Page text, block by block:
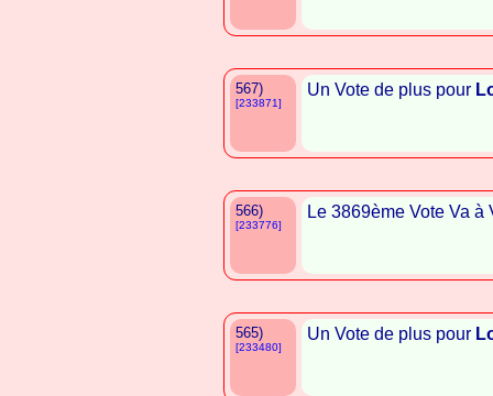
567)
[233871]
Un Vote de plus pour
566)
[233776]
Le 3869ème Vote Va à
565)
[233480]
Un Vote de plus pour